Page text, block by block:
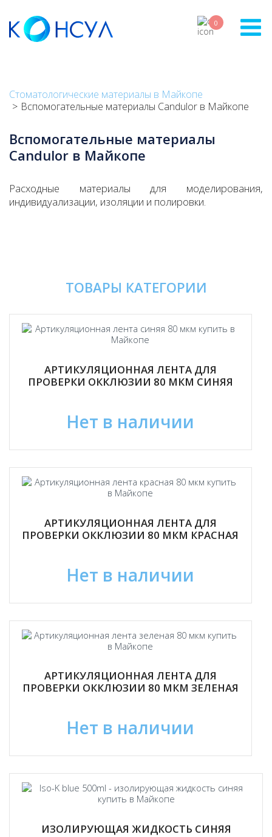
main
content
0
Стоматологические материалы в Майкопе
Вспомогательные материалы Candulor в Майкопе
Вспомогательные материалы
Candulor в Майкопе
Расходные материалы для моделирования,
индивидуализации, изоляции и полировки.
ТОВАРЫ КАТЕГОРИИ
АРТИКУЛЯЦИОННАЯ ЛЕНТА ДЛЯ
ПРОВЕРКИ ОККЛЮЗИИ 80 МКМ СИНЯЯ
Нет в наличии
АРТИКУЛЯЦИОННАЯ ЛЕНТА ДЛЯ
ПРОВЕРКИ ОККЛЮЗИИ 80 МКМ КРАСНАЯ
Нет в наличии
АРТИКУЛЯЦИОННАЯ ЛЕНТА ДЛЯ
ПРОВЕРКИ ОККЛЮЗИИ 80 МКМ ЗЕЛЕНАЯ
Нет в наличии
ИЗОЛИРУЮЩАЯ ЖИДКОСТЬ СИНЯЯ